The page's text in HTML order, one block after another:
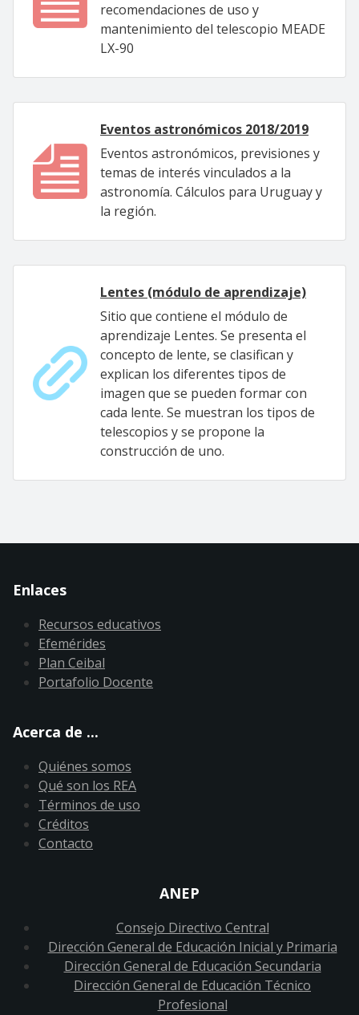
recomendaciones de uso y
mantenimiento del telescopio MEADE
LX-90
Eventos astronómicos 2018/2019
Eventos astronómicos, previsiones y
temas de interés vinculados a la
astronomía. Cálculos para Uruguay y
la región.
Lentes (módulo de aprendizaje)
Sitio que contiene el módulo de
aprendizaje Lentes. Se presenta el
concepto de lente, se clasifican y
explican los diferentes tipos de
imagen que se pueden formar con
cada lente. Se muestran los tipos de
telescopios y se propone la
construcción de uno.
Enlaces
Recursos educativos
Efemérides
Plan Ceibal
Portafolio Docente
Acerca de ...
Quiénes somos
Qué son los REA
Términos de uso
Créditos
Contacto
ANEP
Consejo Directivo Central
Dirección General de Educación Inicial y Primaria
Dirección General de Educación Secundaria
Dirección General de Educación Técnico
Profesional